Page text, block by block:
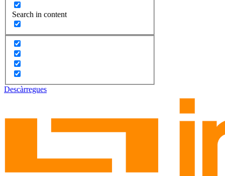
Search in content
Descàrregues